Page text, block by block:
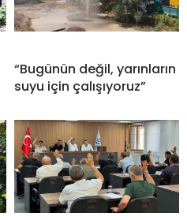
“Bugünün değil, yarınların
suyu için çalışıyoruz”